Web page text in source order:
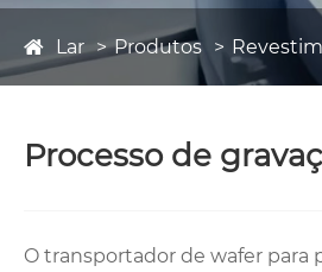
Lar Produtos
Processo de
O transportador de wafer para